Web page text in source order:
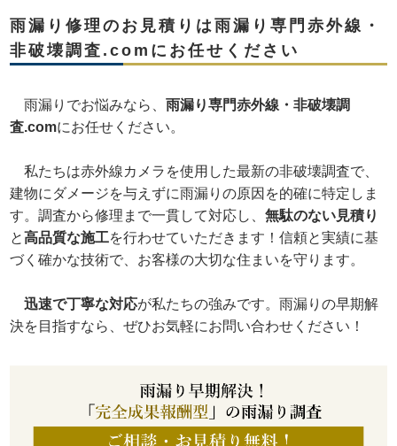
雨漏り修理のお見積りは雨漏り専門赤外線・
非破壊調査.comにお任せください
雨漏りでお悩みなら、雨漏り専門赤外線・非破壊調
査.comにお任せください。
私たちは赤外線カメラを使用した最新の非破壊調査で、
建物にダメージを与えずに雨漏りの原因を的確に特定しま
す。調査から修理まで一貫して対応し、無駄のない見積り
と高品質な施工を行わせていただきます！信頼と実績に基
づく確かな技術で、お客様の大切な住まいを守ります。
迅速で丁寧な対応が私たちの強みです。雨漏りの早期解
決を目指すなら、ぜひお気軽にお問い合わせください！